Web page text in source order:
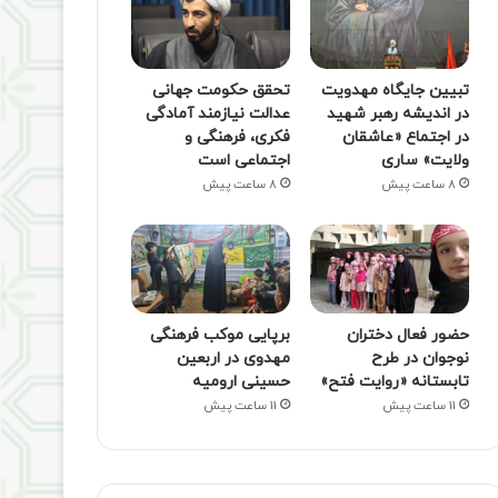
تبیین جایگاه مهدویت
در اندیشه رهبر شهید
در اجتماع «عاشقان
ولایت» ساری
8 ساعت پیش
تحقق حکومت جهانی
عدالت نیازمند آمادگی
فکری، فرهنگی و
اجتماعی است
8 ساعت پیش
حضور فعال دختران
نوجوان در طرح
تابستانه «روایت فتح»
11 ساعت پیش
برپایی موکب فرهنگی
مهدوی در اربعین
حسینی ارومیه
11 ساعت پیش